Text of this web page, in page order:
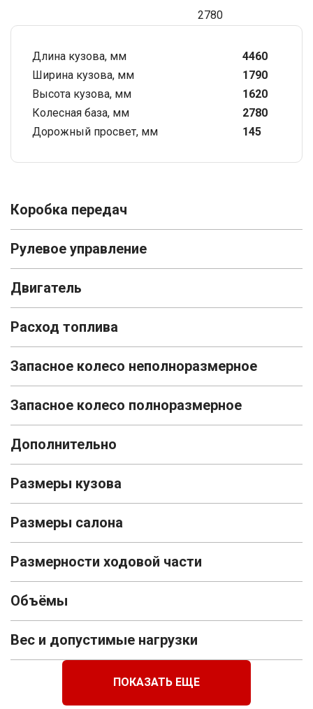
2780
Длина кузова, мм
4460
Ширина кузова, мм
1790
Высота кузова, мм
1620
Колесная база, мм
2780
Дорожный просвет, мм
145
Коробка передач
Рулевое управление
Двигатель
Расход топлива
Запасное колесо неполноразмерное
Запасное колесо полноразмерное
Дополнительно
Размеры кузова
Размеры салона
Размерности ходовой части
Объёмы
Вес и допустимые нагрузки
ПОКАЗАТЬ ЕЩЕ